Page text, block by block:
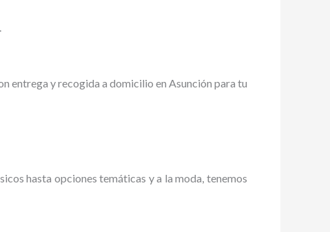
entrega y recogida a domicilio en Asunción para tu
hasta opciones temáticas y a la moda, tenemos